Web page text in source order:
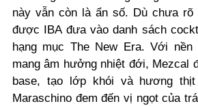
này vẫn còn là ẩn số. Dù chưa
được IBA đưa vào danh sách
hạng mục The New Era. Với nền
mang âm hưởng nhiệt đới, Mezcal
base, tạo lớp khói và hương
Maraschino đem đến vị ngọt của